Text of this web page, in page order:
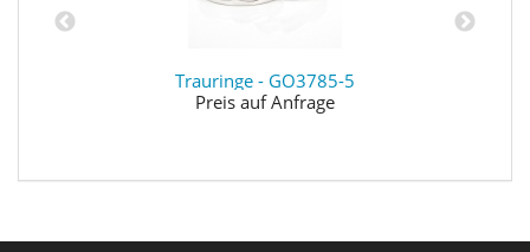
Trauringe - GO3785-5
Preis auf Anfrage